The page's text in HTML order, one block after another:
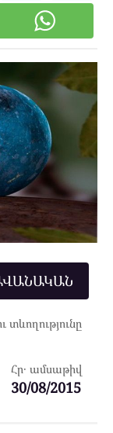
տևողությունը
Հր․ ամսաթիվ
30/08/2015